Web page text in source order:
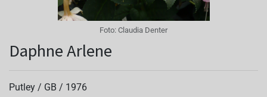
Foto: Claudia Denter
Daphne Arlene
Putley / GB / 1976